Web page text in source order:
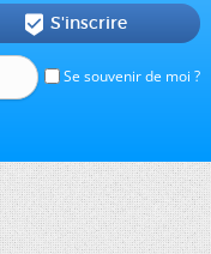
Se souvenir de moi ?
 S'inscrire